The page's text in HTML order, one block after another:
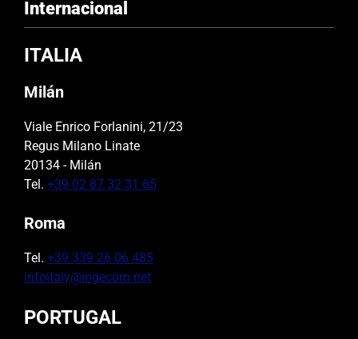
Internacional
ITALIA
Milán
Viale Enrico Forlanini, 21/23
Regus Milano Linate
20134 - Milán
Tel. +39 02 87 32 31 65
Roma
Tel. +39 339 26 06 485
infoitaly@ingecom.net
PORTUGAL